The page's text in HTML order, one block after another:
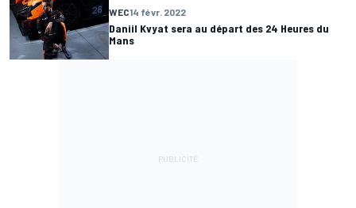
WEC14 févr. 2022
Daniil Kvyat sera au départ des 24 Heures du
Mans